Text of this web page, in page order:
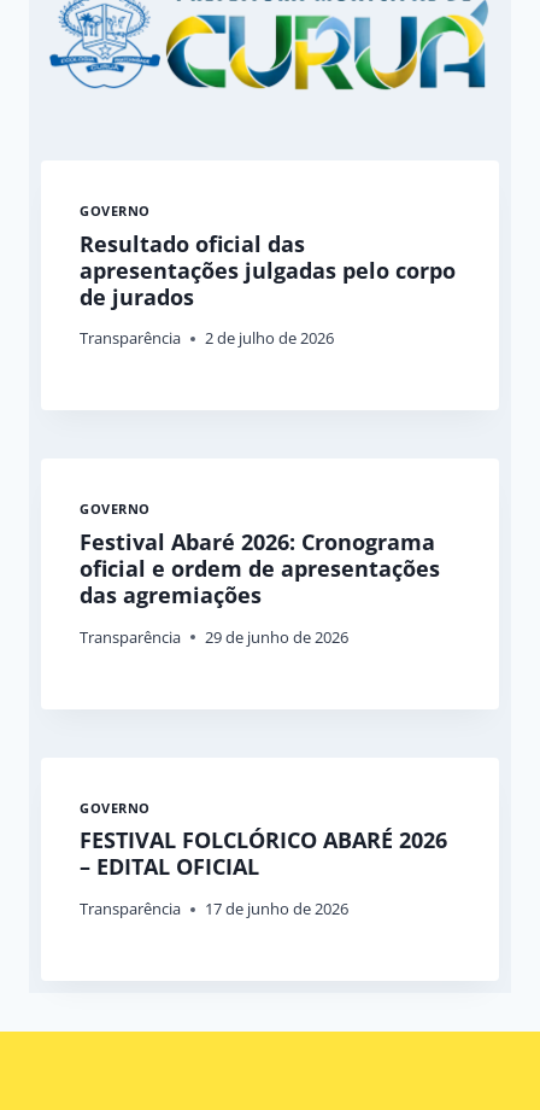
GOVERNO
Resultado oficial das
apresentações julgadas pelo corpo
de jurados
Transparência 2 de julho de 2026
GOVERNO
Festival Abaré 2026: Cronograma
oficial e ordem de apresentações
das agremiações
Transparência 29 de junho de 2026
GOVERNO
FESTIVAL FOLCLÓRICO ABARÉ 2026
– EDITAL OFICIAL
Transparência 17 de junho de 2026